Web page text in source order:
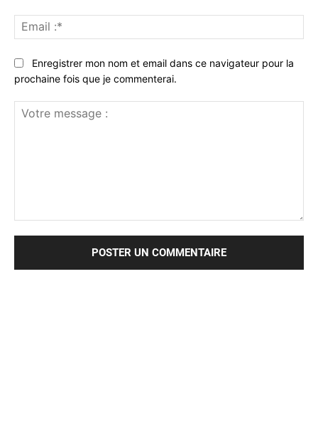
:*
Enregistrer mon nom et email dans ce navigateur pour la
prochaine fois que je commenterai.